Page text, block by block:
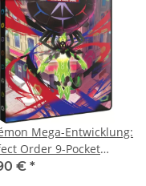
Mega-Entwicklung:
Order 9-Pocket
für 252
€ *